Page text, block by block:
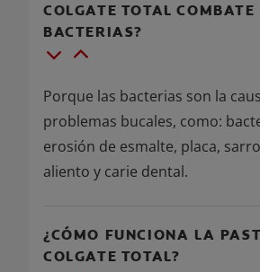
COLGATE TOTAL COMBATE
BACTERIAS?
Porque las bacterias son la
problemas bucales, como:
erosión de esmalte, placa,
aliento y carie dental.
¿CÓMO FUNCIONA LA
COLGATE TOTAL?